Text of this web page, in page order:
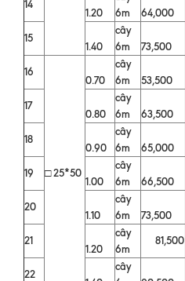
14
1.20
6m
64,000
15
1.40
cây
6m
73,500
16
□ 25*50
0.70
cây
6m
53,500
17
0.80
cây
6m
63,500
18
0.90
cây
6m
65,000
19
1.00
cây
6m
66,500
20
1.10
cây
6m
73,500
21
1.20
cây
6m
81,500
22
cây